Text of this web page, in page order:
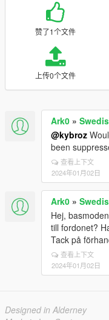
赞了1个文件
上传0个文件
Ark0 »
@kybroz
been
查看上下文
2024年01月02日
Ark0 »
Hej,
till fordonet?
Tack på
查看上下文
2024年01月02日
Designed in Alderney